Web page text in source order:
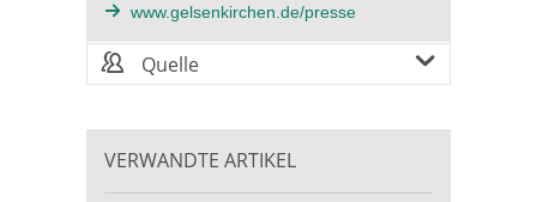
www.gelsenkirchen.de/presse
Quelle
VERWANDTE ARTIKEL